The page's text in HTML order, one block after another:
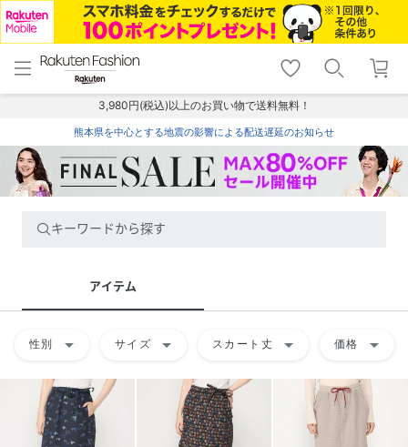
menu home
トップ
shopping_cart lock_outline
ログイン
3,980円(税込)以上のお買い物で送料無料！
熊本県を中心とする地震の影響による配送遅延のお知らせ
キーワードから探す
アイテム
性別 arrow_drop_down サイズ arrow_drop_down スカート丈 arrow_drop_down 価格 arrow_drop_down